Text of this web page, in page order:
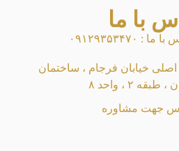
با ما
۰۹۱۲۹۳۵۳۴۷۰
اصلی خیابان فرجام ، ساختمان
۲ ، واحد ۸
جهت مشاوره